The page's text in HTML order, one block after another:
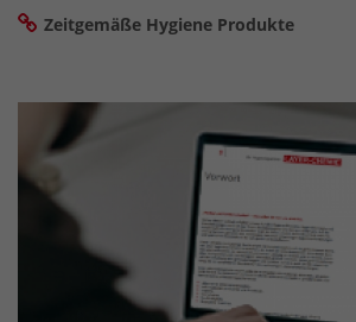
Zeitgemäße Hygiene Produkte